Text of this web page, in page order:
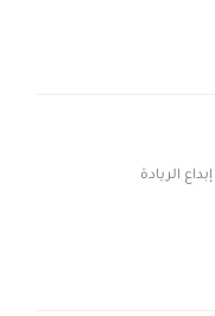
الريادة